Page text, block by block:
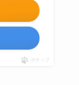
ポチップ